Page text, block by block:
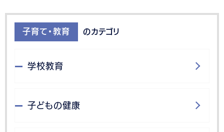
子育て・教育 のカテゴリ
学校教育
子どもの健康